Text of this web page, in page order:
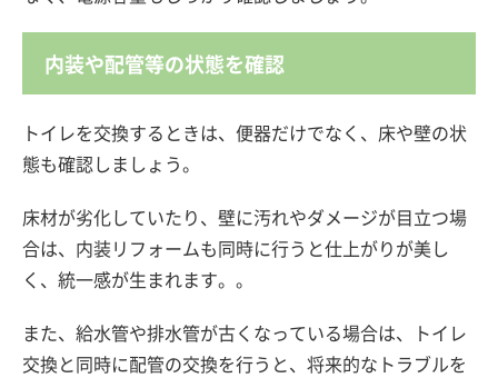
内装や配管等の状態を確認
トイレを交換するときは、便器だけでなく、床や壁の状
態も確認しましょう。
床材が劣化していたり、壁に汚れやダメージが目立つ場
合は、内装リフォームも同時に行うと仕上がりが美し
く、統一感が生まれます。。
また、給水管や排水管が古くなっている場合は、トイレ
交換と同時に配管の交換を行うと、将来的なトラブルを